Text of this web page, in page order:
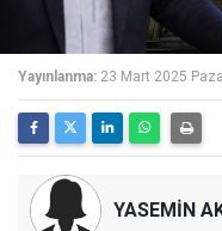
Yayınlanma: 23 Mart 2025
YASEMİN